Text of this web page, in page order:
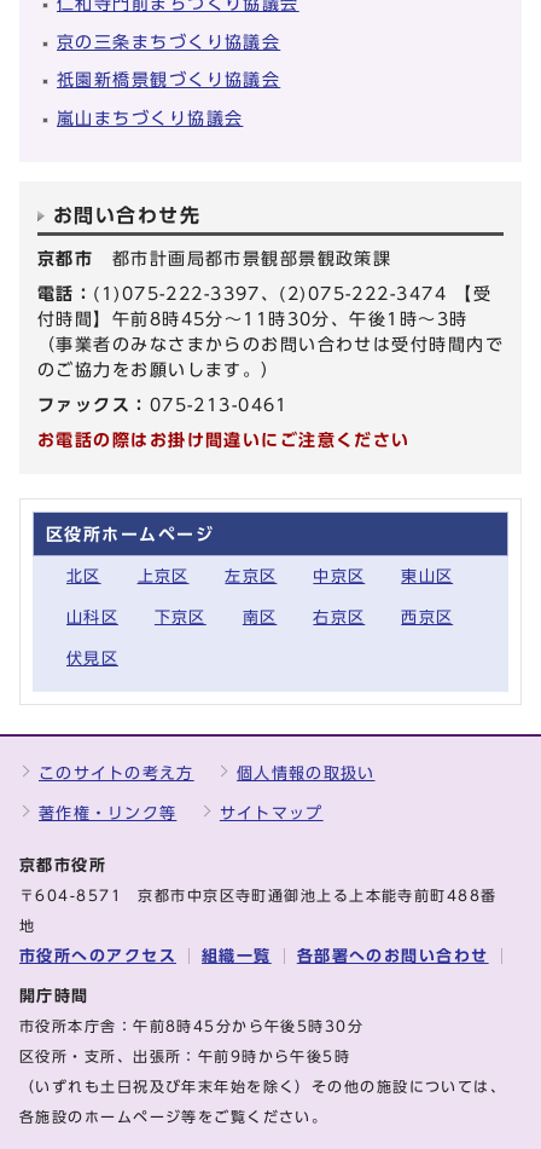
京の三条まちづくり協議会
祇園新橋景観づくり協議会
嵐山まちづくり協議会
お問い合わせ先
京都市 都市計画局都市景観部景観政策課
電話： (1)075-222-3397、(2)075-222-3474 【受
付時間】午前8時45分～11時30分、午後1時～3時
（事業者のみなさまからのお問い合わせは受付時間内で
のご協力をお願いします。）
ファックス： 075-213-0461
お電話の際はお掛け間違いにご注意ください
区役所ホームページ
北区 上京区 左京区 中京区 東山区
山科区 下京区 南区 右京区 西京区
伏見区
このサイトの考え方 個人情報の取扱い
著作権・リンク等 サイトマップ
京都市役所
〒604-8571 京都市中京区寺町通御池上る上本能寺前町488番
地
市役所へのアクセス 組織一覧 各部署へのお問い合わせ
開庁時間
市役所本庁舎：午前8時45分から午後5時30分
区役所・支所、出張所：午前9時から午後5時
（いずれも土日祝及び年末年始を除く）その他の施設については、
各施設のホームページ等をご覧ください。